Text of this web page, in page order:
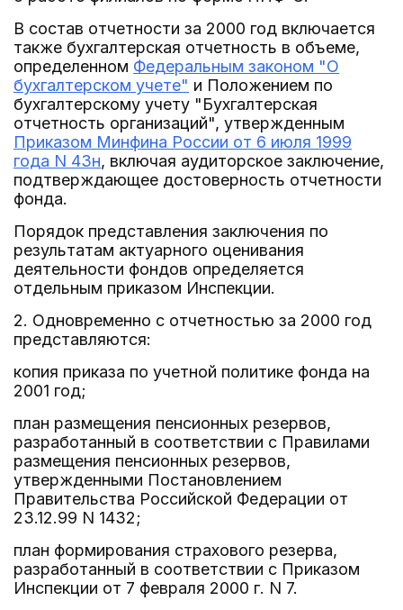
В состав отчетности за 2000 год включается
также бухгалтерская отчетность в объеме,
определенном Федеральным законом "О
бухгалтерском учете" и Положением по
бухгалтерскому учету "Бухгалтерская
отчетность организаций", утвержденным
Приказом Минфина России от 6 июля 1999
года N 43н, включая аудиторское заключение,
подтверждающее достоверность отчетности
фонда.
Порядок представления заключения по
результатам актуарного оценивания
деятельности фондов определяется
отдельным приказом Инспекции.
2. Одновременно с отчетностью за 2000 год
представляются:
копия приказа по учетной политике фонда на
2001 год;
план размещения пенсионных резервов,
разработанный в соответствии с Правилами
размещения пенсионных резервов,
утвержденными Постановлением
Правительства Российской Федерации от
23.12.99 N 1432;
план формирования страхового резерва,
разработанный в соответствии с Приказом
Инспекции от 7 февраля 2000 г. N 7.